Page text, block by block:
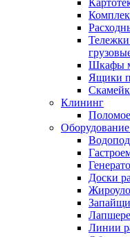
Шкафы
Ящики
Клининг
Доски
Линии